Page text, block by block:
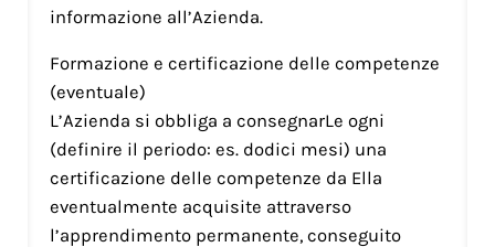
informazione all’Azienda.
Formazione e certificazione delle competenze
(eventuale)
L’Azienda si obbliga a consegnarLe ogni
(definire il periodo: es. dodici mesi) una
certificazione delle competenze da Ella
eventualmente acquisite attraverso
l’apprendimento permanente, conseguito